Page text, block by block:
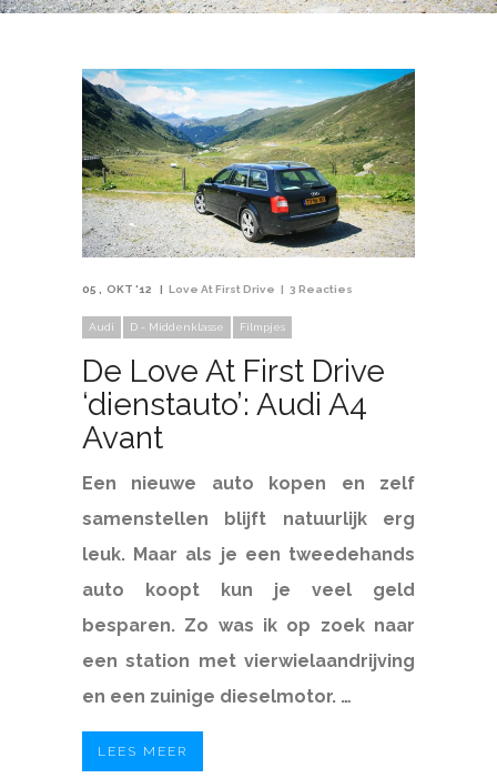
05 OKT '12 Love At First Drive 3 Reacties
Audi D - Middenklasse Filmpjes
De Love At First Drive
‘dienstauto’: Audi A4
Avant
Een nieuwe auto kopen en zelf
samenstellen blijft natuurlijk erg
leuk. Maar als je een tweedehands
auto koopt kun je veel geld
besparen. Zo was ik op zoek naar
een station met vierwielaandrijving
en een zuinige dieselmotor. …
LEES MEER